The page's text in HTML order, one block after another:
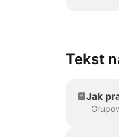
Tekst
Jak